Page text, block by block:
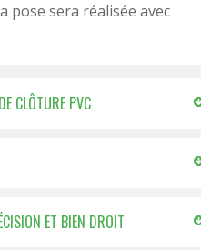
pose sera réalisée avec
CLÔTURE PVC
ET BIEN DROIT